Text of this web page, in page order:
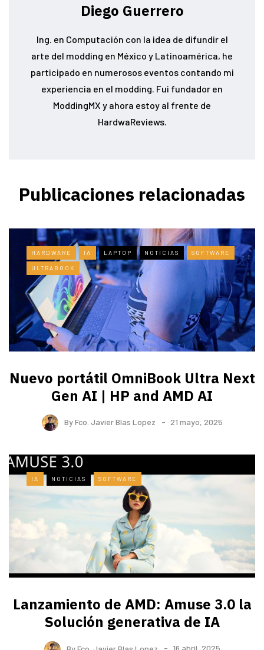
Diego Guerrero
Ing. en Computación con la idea de difundir el
arte del modding en México y Latinoamérica, he
participado en numerosos eventos contando mi
experiencia en el modding. Fui fundador en
ModdingMX y ahora estoy al frente de
HardwaReviews.
Publicaciones relacionadas
HARDWARE IA LAPTOP NOTICIAS SOFTWARE
ULTRABOOK
Nuevo portátil OmniBook Ultra ​Next
Gen AI | HP and AMD AI
ByFco. Javier Blas Lopez 21 mayo, 2025
IA NOTICIAS SOFTWARE
Lanzamiento de AMD: Amuse 3.0 la
Solución generativa de IA